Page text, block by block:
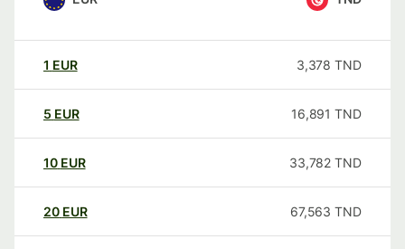
1 EUR 3,378 TND
5 EUR 16,891 TND
10 EUR 33,782 TND
20 EUR 67,563 TND